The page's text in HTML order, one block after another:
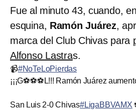
Fue al minuto 43, cuando,
esquina, Ramón Juárez,
marca del Club Chivas para
Alfonso Lastras.
📹#NoTeLoPierdas
¡¡¡G⚽⚽⚽L!!! Ramón Juárez
San Luis 2-0 Chivas#LigaBBVAMX